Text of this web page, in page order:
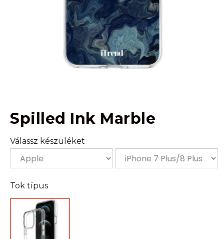
Spilled Ink Marble
Válassz készüléket
Tok típus